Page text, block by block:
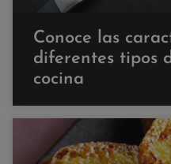
Conoce las
diferentes tipos
cocina